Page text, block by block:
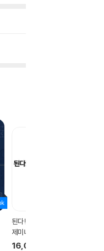
된다! 하루 만에 끝내는
제미나이 활용법
16,000